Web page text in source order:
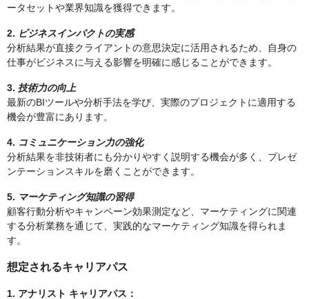
ータセットや業界知識を獲得できます。
2. ビジネスインパクトの実感
分析結果が直接クライアントの意思決定に活用されるため、自身の
仕事がビジネスに与える影響を明確に感じることができます。
3. 技術力の向上
最新のBIツールや分析手法を学び、実際のプロジェクトに適用する
機会が豊富にあります。
4. コミュニケーション力の強化
分析結果を非技術者にも分かりやすく説明する機会が多く、プレゼ
ンテーションスキルを磨くことができます。
5. マーケティング知識の習得
顧客行動分析やキャンペーン効果測定など、マーケティングに関連
する分析業務を通じて、実践的なマーケティング知識を得られま
す。
想定されるキャリアパス
1. アナリスト キャリアパス：